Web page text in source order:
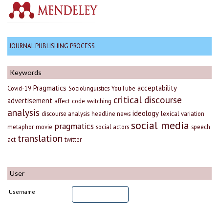
JOURNAL PUBLISHING PROCESS
Keywords
Covid-19 Pragmatics Sociolinguistics YouTube acceptability
advertisement affect code switching critical discourse
analysis discourse analysis headline news ideology lexical variation
metaphor movie pragmatics social actors social media speech
act translation twitter
User
Username